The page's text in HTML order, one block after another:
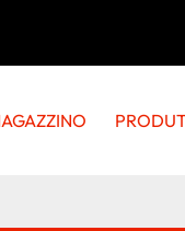
MAGAZZINO